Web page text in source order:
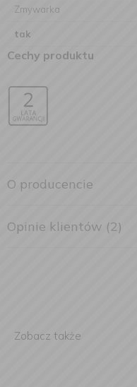
Zmywarka
tak
Cechy produktu
O producencie
Opinie klientów (2)
Zobacz także